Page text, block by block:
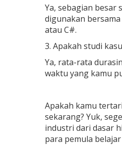
Ya, sebagian besar
digunakan
atau C#.
3. Apakah studi
Ya, rata-rata
waktu yang kamu
Apakah kamu
sekarang? Yuk,
industri dari dasar
para pemula